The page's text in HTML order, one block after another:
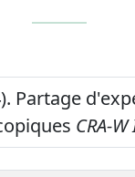
Partage
CRA-